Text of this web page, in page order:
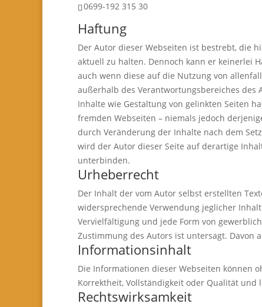
0699-192 315 30
Haftung
Der Autor dieser Webseiten ist bestrebt, die
aktuell zu halten. Dennoch kann er keinerlei
auch wenn diese auf die Nutzung von
außerhalb des Verantwortungsbereiches des
Inhalte wie Gestaltung von gelinkten Seiten
fremden Webseiten – niemals jedoch
durch Veränderung der Inhalte nach dem
wird der Autor dieser Seite auf derartige
unterbinden.
Urheberrecht
Der Inhalt der vom Autor selbst erstellten
widersprechende Verwendung jeglicher
Vervielfältigung und jede Form von
Zustimmung des Autors ist untersagt. Davon
Informationsinhalt
Die Informationen dieser Webseiten können
Korrektheit, Vollständigkeit oder Qualität
Rechtswirksamkeit